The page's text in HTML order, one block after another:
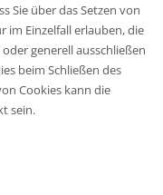
Sie über das Setzen von
im Einzelfall erlauben, die
generell ausschließen
beim Schließen des
Cookies kann die
sein.